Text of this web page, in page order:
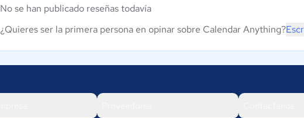
No se han publicado reseñas todavía
¿Quieres ser la primera persona en opinar sobre Calendar Anything?